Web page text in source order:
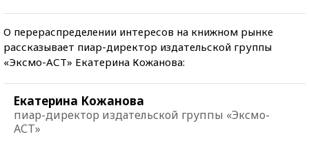
О перераспределении интересов на книжном рынке
рассказывает пиар-директор издательской группы
«Эксмо-АСТ» Екатерина Кожанова:
Екатерина Кожанова
пиар-директор издательской группы «Эксмо-
АСТ»